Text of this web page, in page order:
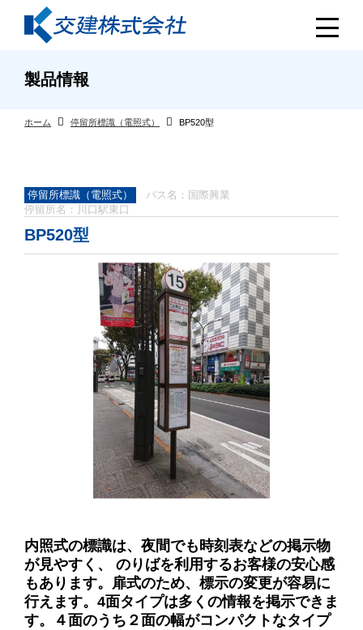
製品情報
ホーム 停留所標識（電照式） BP520型
停留所標識（電照式）
バス名：国際興業
停留所名：川口駅東口
BP520型
内照式の標識は、夜間でも時刻表などの掲示物
が見やすく、 のりばを利用するお客様の安心感
もあります。扉式のため、標示の変更が容易に
行えます。4面タイプは多くの情報を掲示できま
す。４面のうち２面の幅がコンパクトなタイプ